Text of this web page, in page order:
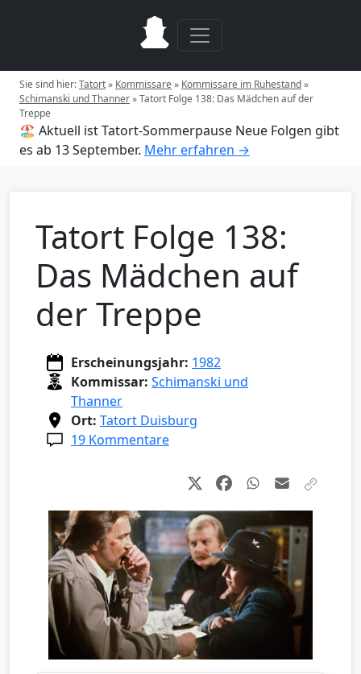
Sie sind hier:Tatort» Kommissare» Kommissare im Ruhestand»
Schimanski und Thanner»Tatort Folge 138: Das Mädchen auf der
Treppe
🏖️ Aktuell ist Tatort-Sommerpause Neue Folgen gibt
es ab 13 September. Mehr erfahren →
Tatort Folge 138:
Das Mädchen auf
der Treppe
Erscheinungsjahr: 1982
Kommissar: Schimanski und
Thanner
Ort: Tatort Duisburg
19 Kommentare